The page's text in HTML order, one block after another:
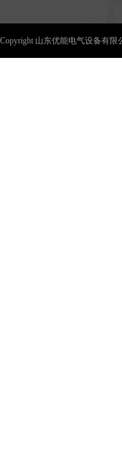
Copyright 山东优能电气设备有限